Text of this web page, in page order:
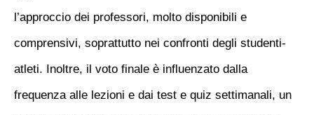
l’approccio dei professori, molto disponibili e
comprensivi, soprattutto nei confronti degli studenti-
atleti. Inoltre, il voto finale è influenzato dalla
frequenza alle lezioni e dai test e quiz settimanali, un